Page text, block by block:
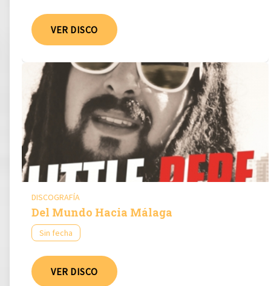
VER DISCO
DISCOGRAFÍA
Del Mundo Hacia Málaga
Sin fecha
VER DISCO